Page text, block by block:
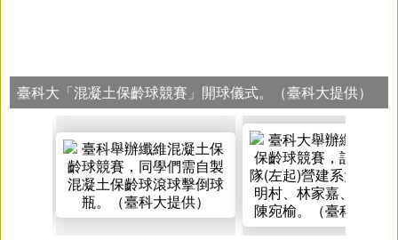
臺科大「混凝土保齡球競賽」開球儀式。（臺科大提供）